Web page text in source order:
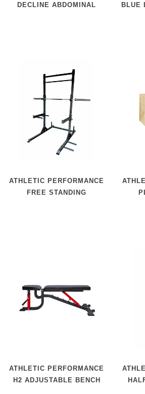
DECLINE ABDOMINAL
BLUE
ATHLETIC PERFORMANCE
FREE STANDING
ATHLETIC PERFORMANCE
H2 ADJUSTABLE BENCH